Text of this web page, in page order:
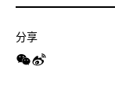
分享